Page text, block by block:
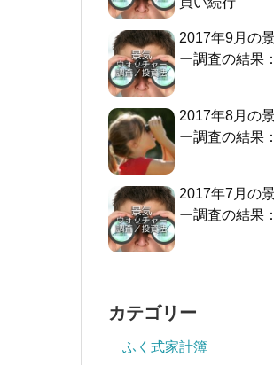
2017年9月の
ー調査の結果
2017年8月の
ー調査の結果
2017年7月の
ー調査の結果
カテゴリー
ふく式家計簿